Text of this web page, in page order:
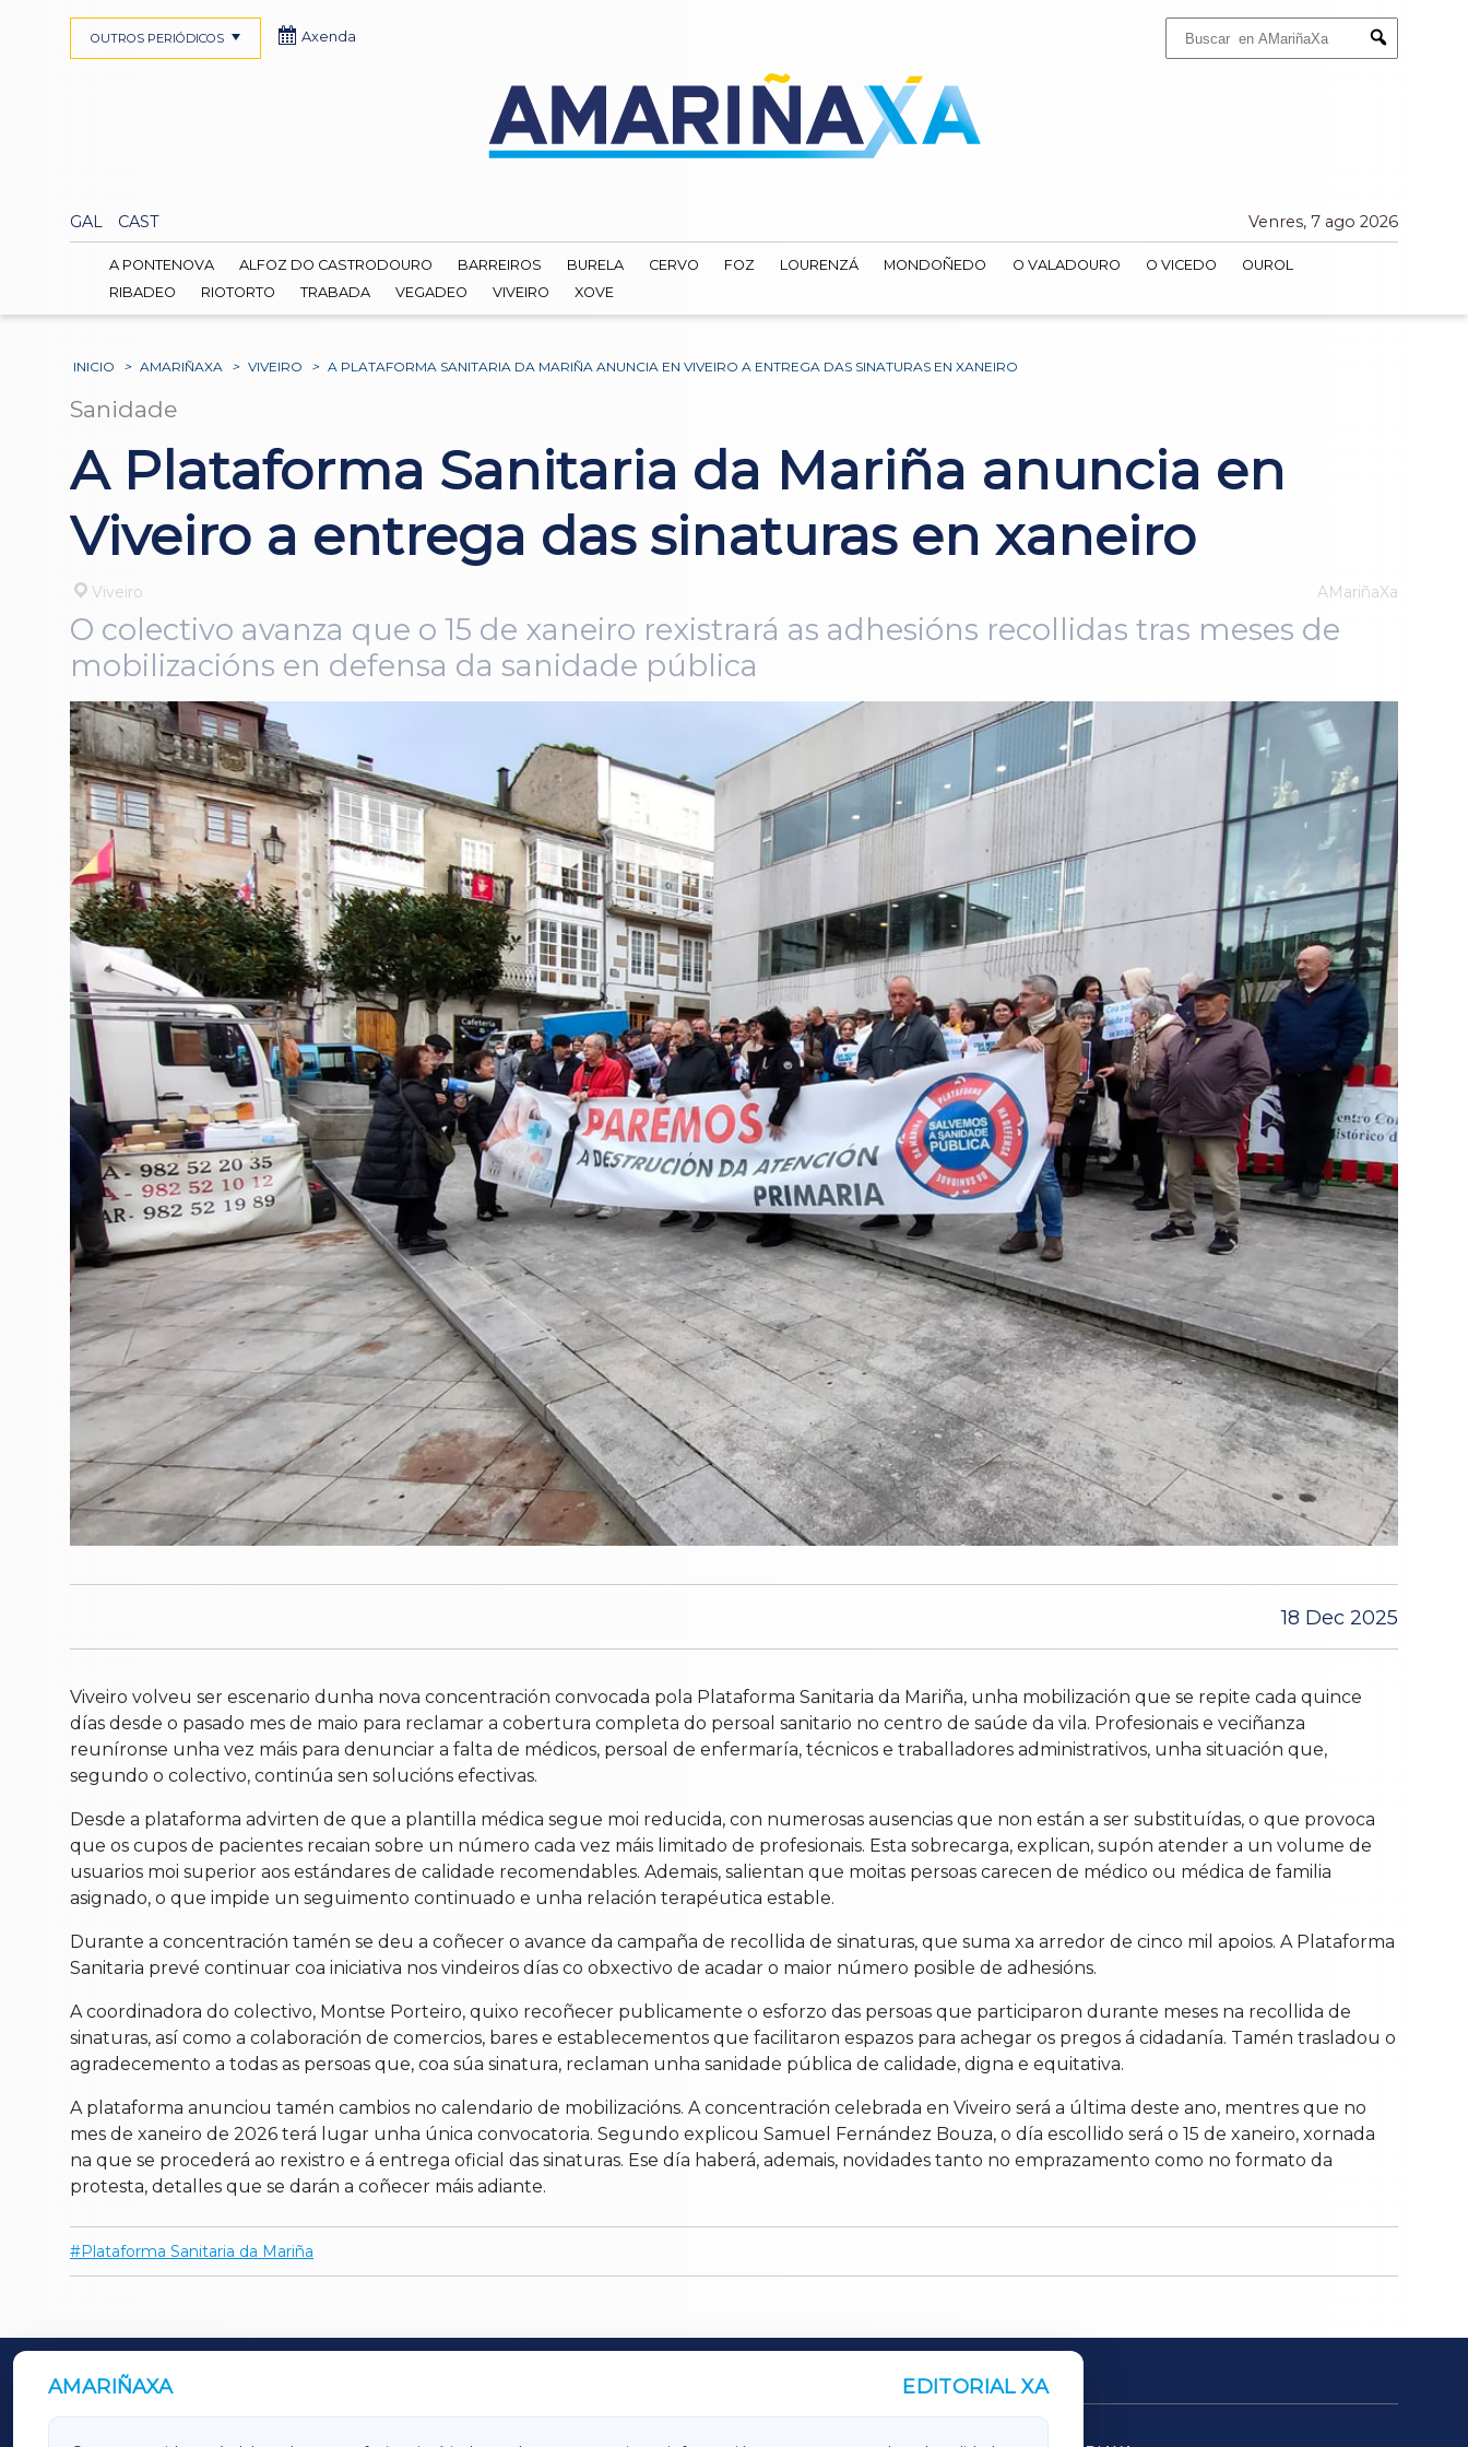
Submit
GAL CAST Venres, 7 ago 2026
OUTROS PERIÓDICOS Axenda
A PONTENOVA ALFOZ DO CASTRODOURO BARREIROS BURELA CERVO FOZ LOURENZÁ MONDOÑEDO O VALADOURO O VICEDO
OUROL
RIBADEO
RIOTORTO TRABADA VEGADEO VIVEIRO XOVE
INICIO > AMARIÑAXA > VIVEIRO > A PLATAFORMA SANITARIA DA MARIÑA ANUNCIA EN VIVEIRO A ENTREGA DAS SINATURAS EN XANEIRO
Sanidade
A Plataforma Sanitaria da Mariña anuncia en
Viveiro a entrega das sinaturas en xaneiro
Viveiro AMariñaXa
O colectivo avanza que o 15 de xaneiro rexistrará as adhesións recollidas tras meses de
mobilizacións en defensa da sanidade pública
18 Dec 2025
Viveiro volveu ser escenario dunha nova concentración convocada pola Plataforma Sanitaria da Mariña, unha mobilización que se repite cada quince
días desde o pasado mes de maio para reclamar a cobertura completa do persoal sanitario no centro de saúde da vila. Profesionais e veciñanza
reuníronse unha vez máis para denunciar a falta de médicos, persoal de enfermaría, técnicos e traballadores administrativos, unha situación que,
segundo o colectivo, continúa sen solucións efectivas.
Desde a plataforma advirten de que a plantilla médica segue moi reducida, con numerosas ausencias que non están a ser substituídas, o que provoca
que os cupos de pacientes recaian sobre un número cada vez máis limitado de profesionais. Esta sobrecarga, explican, supón atender a un volume de
usuarios moi superior aos estándares de calidade recomendables. Ademais, salientan que moitas persoas carecen de médico ou médica de familia
asignado, o que impide un seguimento continuado e unha relación terapéutica estable.
Durante a concentración tamén se deu a coñecer o avance da campaña de recollida de sinaturas, que suma xa arredor de cinco mil apoios. A Plataforma
Sanitaria prevé continuar coa iniciativa nos vindeiros días co obxectivo de acadar o maior número posible de adhesións.
A coordinadora do colectivo, Montse Porteiro, quixo recoñecer publicamente o esforzo das persoas que participaron durante meses na recollida de
sinaturas, así como a colaboración de comercios, bares e establecementos que facilitaron espazos para achegar os pregos á cidadanía. Tamén trasladou o
agradecemento a todas as persoas que, coa súa sinatura, reclaman unha sanidade pública de calidade, digna e equitativa.
A plataforma anunciou tamén cambios no calendario de mobilizacións. A concentración celebrada en Viveiro será a última deste ano, mentres que no
mes de xaneiro de 2026 terá lugar unha única convocatoria. Segundo explicou Samuel Fernández Bouza, o día escollido será o 15 de xaneiro, xornada
na que se procederá ao rexistro e á entrega oficial das sinaturas. Ese día haberá, ademais, novidades tanto no emprazamento como no formato da
protesta, detalles que se darán a coñecer máis adiante.
Plataforma Sanitaria da Mariña
AMARIÑAXA EDITORIAL XA
OUTROS PERIÓDICOS